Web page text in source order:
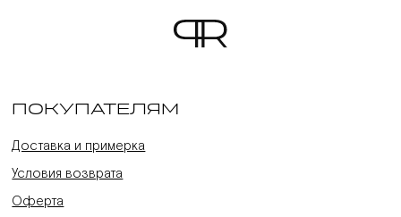
ПОКУПАТЕЛЯМ
Доставка и примерка
Условия возврата
Оферта